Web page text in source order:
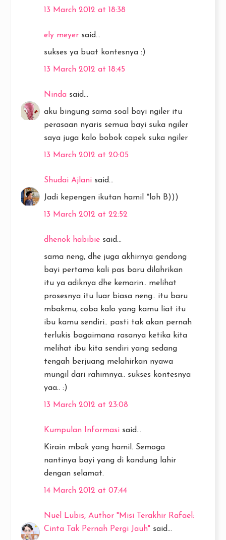
13 March 2012 at 18:38
ely meyer said...
sukses ya buat kontesnya :)
13 March 2012 at 18:45
Ninda said...
aku bingung sama soal bayi ngiler itu
perasaan nyaris semua bayi suka ngiler
saya juga kalo bobok capek suka ngiler
13 March 2012 at 20:05
Shudai Ajlani said...
Jadi kepengen ikutan hamil *loh B)))
13 March 2012 at 22:52
dhenok habibie said...
sama neng, dhe juga akhirnya gendong
bayi pertama kali pas baru dilahrikan
itu ya adiknya dhe kemarin.. melihat
prosesnya itu luar biasa neng.. itu baru
mbakmu, coba kalo yang kamu liat itu
ibu kamu sendiri.. pasti tak akan pernah
terlukis bagaimana rasanya ketika kita
melihat ibu kita sendiri yang sedang
tengah berjuang melahirkan nyawa
mungil dari rahimnya.. sukses kontesnya
yaa.. :)
13 March 2012 at 23:08
Kumpulan Informasi said...
Kirain mbak yang hamil. Semoga
nantinya bayi yang di kandung lahir
dengan selamat.
14 March 2012 at 07:44
Nuel Lubis, Author "Misi Terakhir Rafael:
Cinta Tak Pernah Pergi Jauh" said...